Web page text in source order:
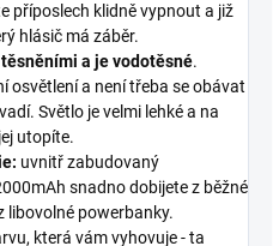
příposlech klidně vypnout a již
hlásič má záběr.
a je vodotěsné.
osvětlení a není třeba se obávat
Světlo je velmi lehké a na
utopíte.
uvnitř zabudovaný
snadno dobijete z běžné
libovolné powerbanky.
která vám vyhovuje - ta